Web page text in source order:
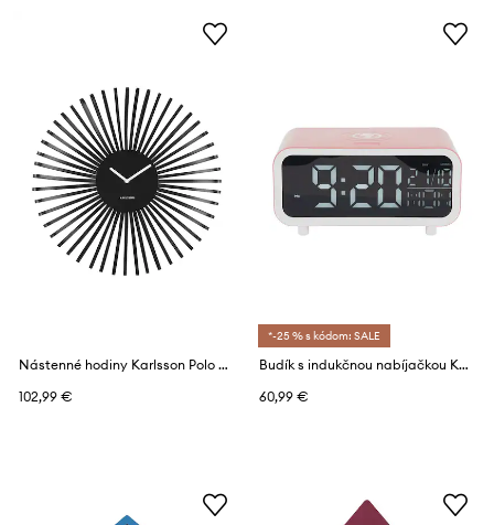
Nástenné hodiny Karlsson Polo 48 cm
102,99 €
*-25 % s kódom: SALE
Budík s indukčnou nabíjačkou Karlsson Chunky 11 x 8,5 cm
60,99 €